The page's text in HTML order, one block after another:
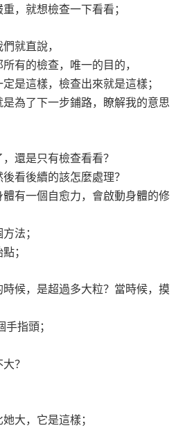
，就想檢查一下看看；
就直說，
有的檢查，唯一的目的，
是這樣，檢查出來就是這樣；
為了下一步鋪路，瞭解我的意思
還是只有檢查看看？
看後續的該怎麼處理？
有一個自愈力，會啟動身體的修
法；
；
候，是超過多大粒？當時候，摸
指頭；
？
大，它是這樣；